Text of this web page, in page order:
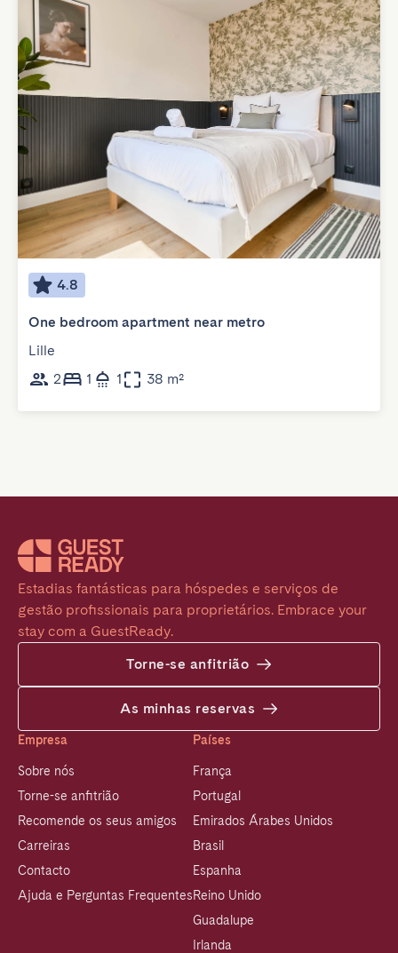
4.8
One bedroom apartment near metro
Lille
2
1 1 38 m²
Estadias fantásticas para hóspedes e serviços de
gestão profissionais para proprietários. Embrace your
stay com a GuestReady.
Torne-se anfitrião
As minhas reservas
Empresa
Sobre nós
Torne-se anfitrião
Recomende os seus amigos
Carreiras
Contacto
Ajuda e Perguntas Frequentes
Países
França
Portugal
Emirados Árabes Unidos
Brasil
Espanha
Reino Unido
Guadalupe
Irlanda